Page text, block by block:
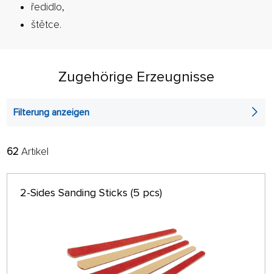
ředidlo,
štětce.
Zugehörige Erzeugnisse
Filterung anzeigen
FILTER:
ALPHABETISCH
64 AUF SEITE
62 Artikel
2-Sides Sanding Sticks (5 pcs)